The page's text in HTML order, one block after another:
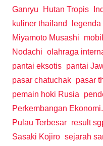
Ganryu
Hutan Tropis
kuliner thailand
Miyamoto Musashi
Nodachi olahraga
pantai eksotis pantai
pasar chatuchak pasar
pemain hoki Rusia
Perkembangan Ekonomi.
Pulau Terbesar result
Sasaki Kojiro sejarah